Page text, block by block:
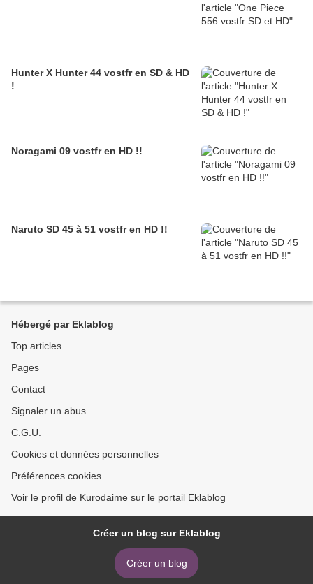
Hunter X Hunter 44 vostfr en SD & HD
!
Noragami 09 vostfr en HD !!
Naruto SD 45 à 51 vostfr en HD !!
Hébergé par Eklablog
Top articles
Pages
Contact
Signaler un abus
C.G.U.
Cookies et données personnelles
Préférences cookies
Voir le profil de Kurodaime sur le portail Eklablog
Créer un blog sur Eklablog
Créer un blog